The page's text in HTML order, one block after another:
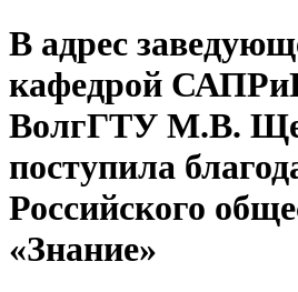
В адрес
кафедрой
ВолгГТУ М.В.
поступила
Российского
«Знание»